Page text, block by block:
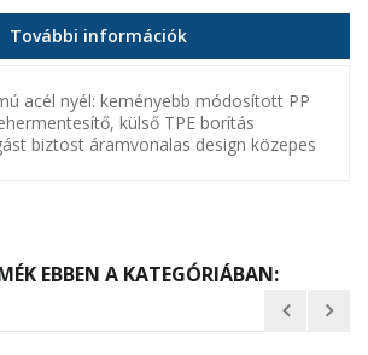
További információk
acél nyél: keményebb módosított PP
külső TPE borítás
biztost áramvonalas design közepes
EBBEN A KATEGÓRIÁBAN: